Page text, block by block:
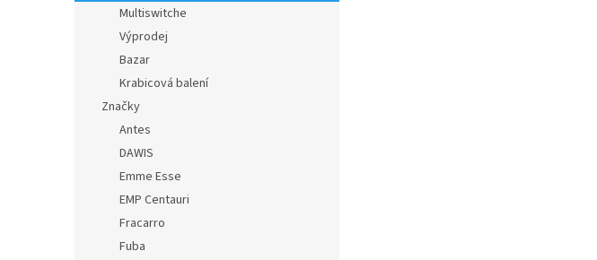
Multiswitche
Výprodej
Bazar
Krabicová balení
Značky
Antes
DAWIS
Emme Esse
EMP Centauri
Fracarro
Fuba